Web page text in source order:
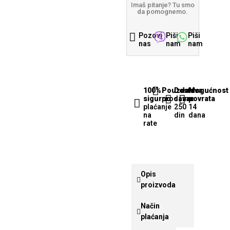
Imaš pitanje? Tu smo
da pomognemo.
Pozovi
nas
Piši
nam
Piši
nam
100%
sigurno
plaćanje
na
rate
Pouzdan
prodavac
Dostava
samo
250
din
Mogućnost
povrata
14
dana
Opis
proizvoda
Način
plaćanja